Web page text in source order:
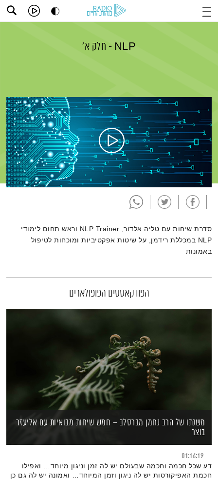
NLP - חלק א'
תמצית הפודקאסט
סדרת שיחות עם טליה אלדור, NLP Trainer וראש תחום לימודי
NLP במכללת רידמן, על שיטות אפקטיביות ומוכחות לטיפול
באמונות
הפודקאסטים הפופולארים
משנתו של הרב נחמן מברסלב – חמש שיחות מבואיות עם אליעזר
בוצר
01:16:19
דע שכל חכמה וחכמה שבעולם יש לה זמן וניגון מיוחד… ואפילו
חכמת האפיקורסות יש לה ניגון וזמן המיוחד… ואמונה יש לה גם כן